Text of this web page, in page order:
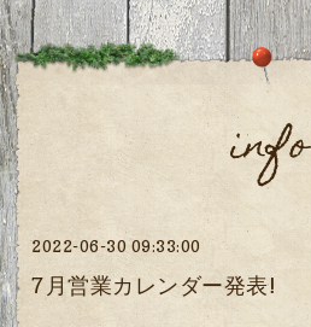
info
2022-06-30 09:33:00
7月営業カレンダー発表!